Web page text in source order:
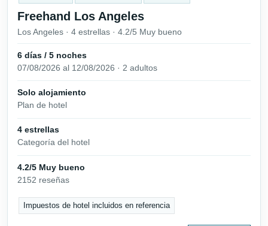
Freehand Los Angeles
Los Angeles · 4 estrellas · 4.2/5 Muy bueno
6 días / 5 noches
07/08/2026 al 12/08/2026 · 2 adultos
Solo alojamiento
Plan de hotel
4 estrellas
Categoría del hotel
4.2/5 Muy bueno
2152 reseñas
Impuestos de hotel incluidos en referencia